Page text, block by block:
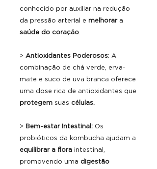
conhecido por auxiliar na redução
da pressão arterial e melhorara
saúde do coração.
> Antioxidantes Poderosos: A
combinação de chá verde, erva-
mate e suco de uva branca oferece
uma dose rica de antioxidantes que
protegem suas células.
> Bem-estar Intestinal: Os
probióticos da kombucha ajudam a
equilibrar a flora intestinal,
promovendo uma digestão